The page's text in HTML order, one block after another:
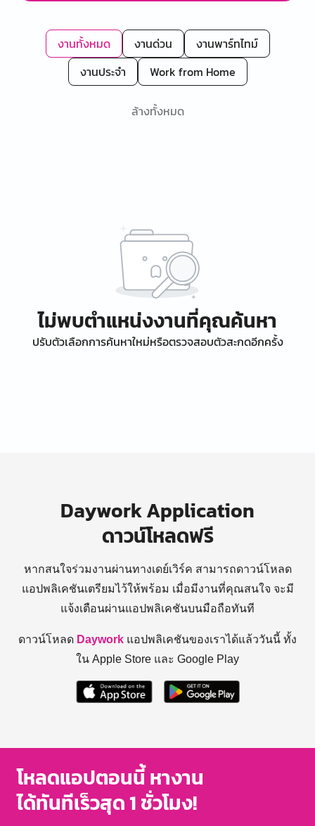
งานทั้งหมด งานด่วน
งานพาร์ทไทม์
งานประจำ
Work from Home
ล้างทั้งหมด
ไม่พบตำแหน่งงานที่คุณค้นหา
ปรับตัวเลือกการค้นหาใหม่หรือตรวจสอบตัวสะกดอีกครั้ง
Daywork Application
ดาวน์โหลดฟรี
หากสนใจร่วมงานผ่านทางเดย์เวิร์ค สามารถดาวน์โหลด
แอปพลิเคชันเตรียมไว้ให้พร้อม เมื่อมีงานที่คุณสนใจ จะมี
แจ้งเตือนผ่านแอปพลิเคชันบนมือถือทันที
ดาวน์โหลด Daywork แอปพลิเคชันของเราได้แล้ววันนี้ ทั้ง
ใน Apple Store และ Google Play
โหลดแอปตอนนี้ หางาน
ได้ทันทีเร็วสุด 1 ชั่วโมง!